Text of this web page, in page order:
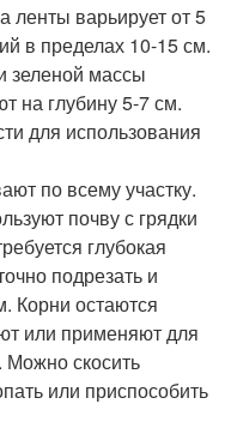
варьирует от 5
в пределах 10-15 см.
зеленой массы
на глубину 5-7 см.
для использования
по всему участку.
почву с грядки
глубокая
подрезать и
Корни остаются
или применяют для
скосить
или приспособить